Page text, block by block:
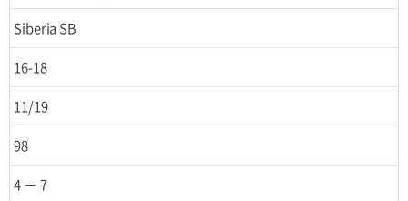
Siberia SB
16-18
11/19
98
4 － 7